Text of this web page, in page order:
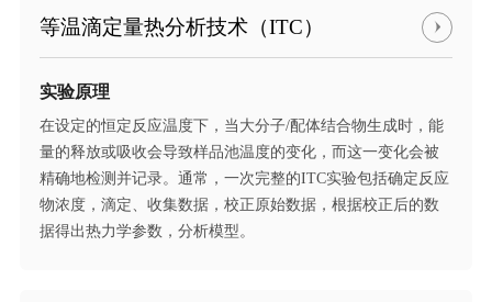
等温滴定量热分析技术（ITC）
实验原理
在设定的恒定反应温度下，当大分子/配体结合物生成时，能
量的释放或吸收会导致样品池温度的变化，而这一变化会被
精确地检测并记录。通常，一次完整的ITC实验包括确定反应
物浓度，滴定、收集数据，校正原始数据，根据校正后的数
据得出热力学参数，分析模型。